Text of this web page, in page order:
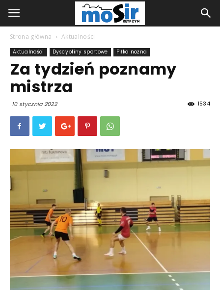
Strona główna Aktualności
Aktualności Dyscypliny sportowe Piłka nożna
Za tydzień poznamy
mistrza
10 stycznia 2022 1534